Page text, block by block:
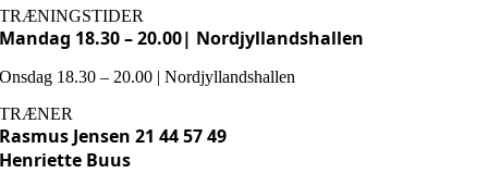
TRÆNINGSTIDER
Mandag 18.30 – 20.00| Nordjyllandshallen
Onsdag 18.30 – 20.00 | Nordjyllandshallen
TRÆNER
Rasmus Jensen 21 44 57 49
Henriette Buus